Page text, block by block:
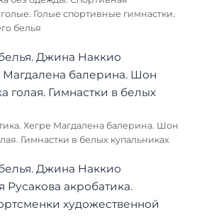
Голые спортивные гимнастки.
белья
Хегре Магдалена балерина. Шон
Гимнастки в белых купальниках